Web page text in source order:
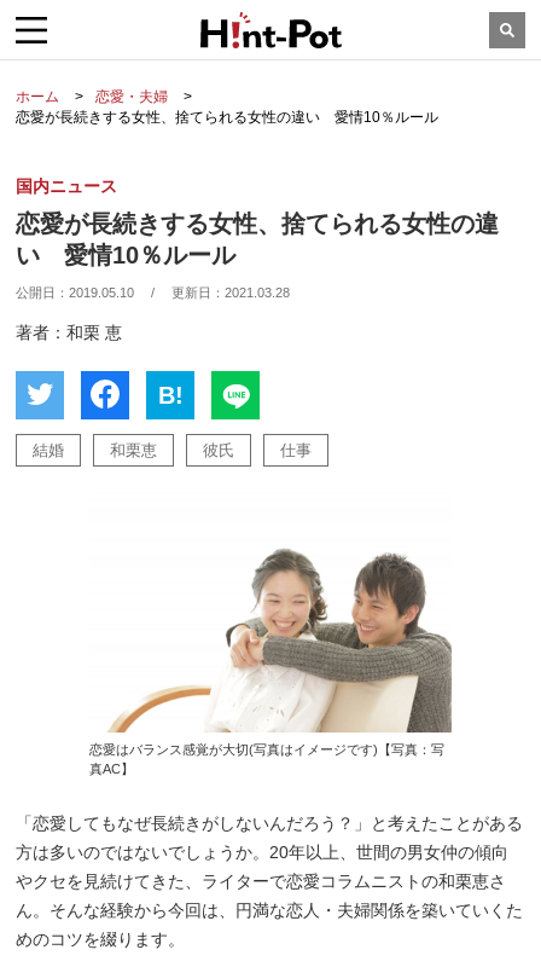
ホーム
恋愛・夫婦
恋愛が長続きする女性、捨てられる女性の違い 愛情10％ルール
国内ニュース
恋愛が長続きする女性、捨てられる女性の違
い 愛情10％ルール
公開日：2019.05.10 / 更新日：2021.03.28
著者：和栗 恵
B!
結婚 和栗恵 彼氏 仕事
恋愛はバランス感覚が大切(写真はイメージです)【写真：写
真AC】
「恋愛してもなぜ長続きがしないんだろう？」と考えたことがある
方は多いのではないでしょうか。20年以上、世間の男女仲の傾向
やクセを見続けてきた、ライターで恋愛コラムニストの和栗恵さ
ん。そんな経験から今回は、円満な恋人・夫婦関係を築いていくた
めのコツを綴ります。